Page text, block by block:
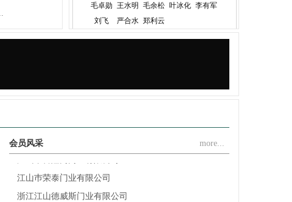
毛卓勋 王水明 毛余松 叶冰化 李有军
刘飞
严合水 郑利云
会员风采 more...
江山乐巢门业有限公司
江山市喜隆门门业有限公司
浙江江山德威斯门业有限公司
江山市君瑞门业有限公司